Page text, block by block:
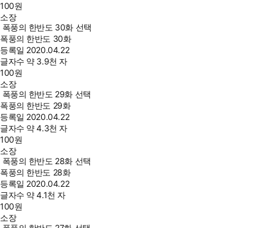
100원
소장
폭풍의 한반도 30화 선택
폭풍의 한반도 30화
등록일 2020.04.22
글자수 약 3.9천 자
100원
소장
폭풍의 한반도 29화 선택
폭풍의 한반도 29화
등록일 2020.04.22
글자수 약 4.3천 자
100원
소장
폭풍의 한반도 28화 선택
폭풍의 한반도 28화
등록일 2020.04.22
글자수 약 4.1천 자
100원
소장